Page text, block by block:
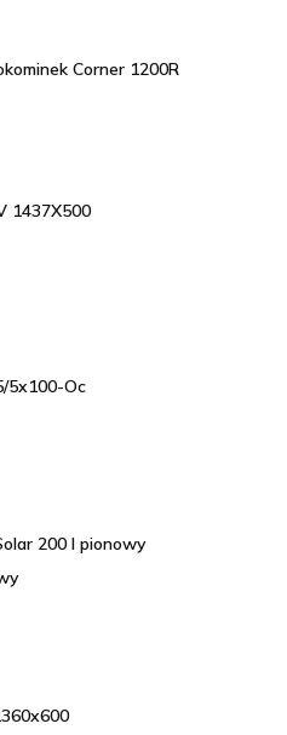
Corner 1200R
1437X500
5x100-Oc
200 l pionowy